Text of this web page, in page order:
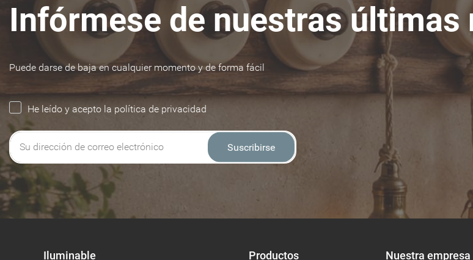
Infórmese de nuestras últimas
Puede darse de baja en cualquier momento y de forma fácil
He leído y acepto la política de privacidad
Suscribirse
Iluminable Productos Nuestra empresa